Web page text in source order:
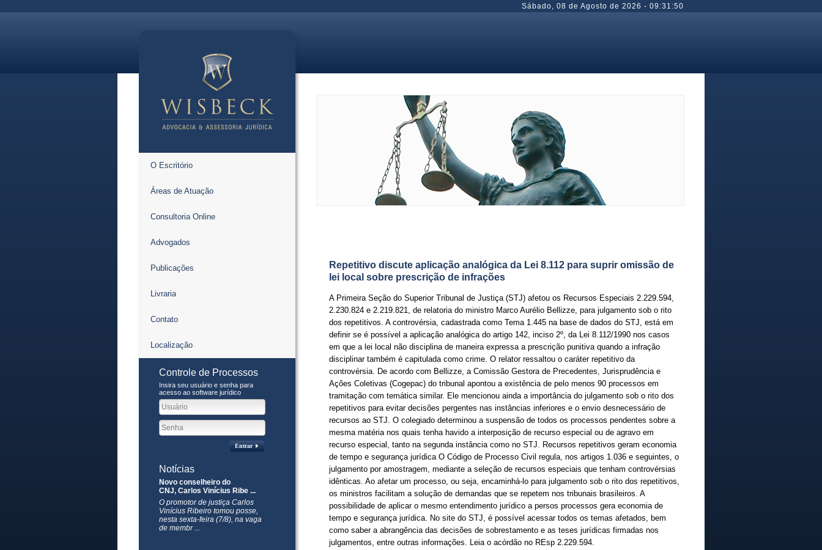
Sábado, 08 de Agosto de 2026 - 09:31:51
O Escritório
Áreas de Atuação
Consultoria Online
Advogados
Publicações
Livraria
Contato
Localização
Controle de Processos
Insira seu usuário e senha para
acesso ao software jurídico
Entrar
Notícias
Novo conselheiro do
CNJ, Carlos Vinícius Ribe ...
O promotor de justiça Carlos
Vinícius Ribeiro tomou posse,
nesta sexta-feira (7/8), na vaga
de membr ...
Repetitivo discute aplicação analógica da Lei 8.112 para suprir omissão de
lei local sobre prescrição de infrações
​A Primeira Seção do Superior Tribunal de Justiça (STJ) afetou os Recursos Especiais 2.229.594,
2.230.824 e 2.219.821, de relatoria do ministro Marco Aurélio Bellizze, para julgamento sob o rito
dos repetitivos. A controvérsia, cadastrada como Tema 1.445 na base de dados do STJ, está em
definir se é possível a aplicação analógica do artigo 142, inciso 2º, da Lei 8.112/1990 nos casos
em que a lei local não disciplina de maneira expressa a prescrição punitiva quando a infração
disciplinar também é capitulada como crime. O relator ressaltou o caráter repetitivo da
controvérsia. De acordo com Bellizze, a Comissão Gestora de Precedentes, Jurisprudência e
Ações Coletivas (Cogepac) do tribunal apontou a existência de pelo menos 90 processos em
tramitação com temática similar. Ele mencionou ainda a importância do julgamento sob o rito dos
repetitivos para evitar decisões pergentes nas instâncias inferiores e o envio desnecessário de
recursos ao STJ. O colegiado determinou a suspensão de todos os processos pendentes sobre a
mesma matéria nos quais tenha havido a interposição de recurso especial ou de agravo em
recurso especial, tanto na segunda instância como no STJ. Recursos repetitivos geram economia
de tempo e segurança jurídica O Código de Processo Civil regula, nos artigos 1.036 e seguintes, o
julgamento por amostragem, mediante a seleção de recursos especiais que tenham controvérsias
idênticas. Ao afetar um processo, ou seja, encaminhá-lo para julgamento sob o rito dos repetitivos,
os ministros facilitam a solução de demandas que se repetem nos tribunais brasileiros. A
possibilidade de aplicar o mesmo entendimento jurídico a persos processos gera economia de
tempo e segurança jurídica. No site do STJ, é possível acessar todos os temas afetados, bem
como saber a abrangência das decisões de sobrestamento e as teses jurídicas firmadas nos
julgamentos, entre outras informações. Leia o acórdão no REsp 2.229.594.